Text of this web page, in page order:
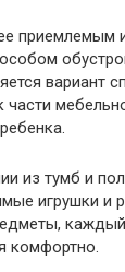
приемлемым
вариант
из тумб и
игрушки и
комфортно.